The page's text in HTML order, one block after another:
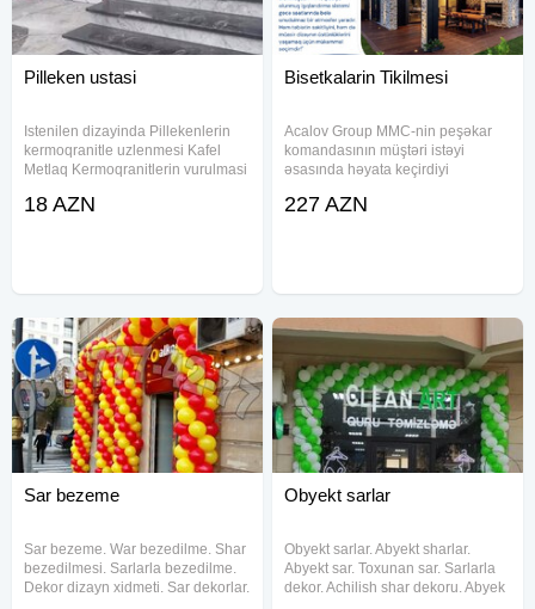
Pilleken ustasi
Istenilen dizayinda Pillekenlerin
kermoqranitle uzlenmesi Kafel
Metlaq Kermoqranitlerin vurulmasi
avadanliqlarla aparilir Kodlamalar
18 AZN
Bisetkalarin Tikilmesi
Acalov Group MMC-nin peşəkar
komandasının müştəri istəyi
əsasında həyata keçirdiyi
görüntüləri sizlərə təqdim edirik!
227 AZN
Sar bezeme
Sar bezeme. War bezedilme. Shar
bezedilmesi. Sarlarla bezedilme.
Dekor dizayn xidmeti. Sar dekorlar.
Obyekt sarlar
Obyekt sarlar. Abyekt sharlar.
Abyekt sar. Toxunan sar. Sarlarla
dekor. Achilish shar dekoru. Abyek